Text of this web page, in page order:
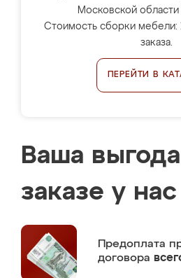
Московской области
Стоимость сборки мебели:
заказа.
ПЕРЕЙТИ В
Ваша
заказе у нас
Предоплата
договора